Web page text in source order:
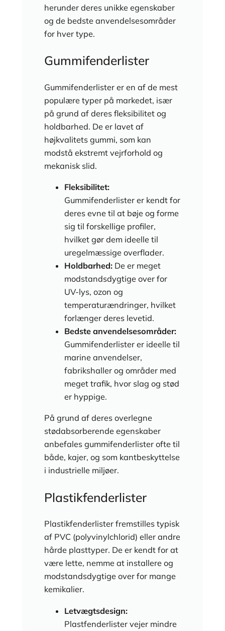
herunder deres unikke egenskaber
og de bedste anvendelsesområder
for hver type.
Gummifenderlister
Gummifenderlister er en af de mest
populære typer på markedet, især
på grund af deres fleksibilitet og
holdbarhed. De er lavet af
højkvalitets gummi, som kan
modstå ekstremt vejrforhold og
mekanisk slid.
Fleksibilitet:
Gummifenderlister er kendt for
deres evne til at bøje og forme
sig til forskellige profiler,
hvilket gør dem ideelle til
uregelmæssige overflader.
Holdbarhed: De er meget
modstandsdygtige over for
UV-lys, ozon og
temperaturændringer, hvilket
forlænger deres levetid.
Bedste anvendelsesområder:
Gummifenderlister er ideelle til
marine anvendelser,
fabrikshaller og områder med
meget trafik, hvor slag og stød
er hyppige.
På grund af deres overlegne
stødabsorberende egenskaber
anbefales gummifenderlister ofte til
både, kajer, og som kantbeskyttelse
i industrielle miljøer.
Plastikfenderlister
Plastikfenderlister fremstilles typisk
af PVC (polyvinylchlorid) eller andre
hårde plasttyper. De er kendt for at
være lette, nemme at installere og
modstandsdygtige over for mange
kemikalier.
Letvægtsdesign:
Plastfenderlister vejer mindre